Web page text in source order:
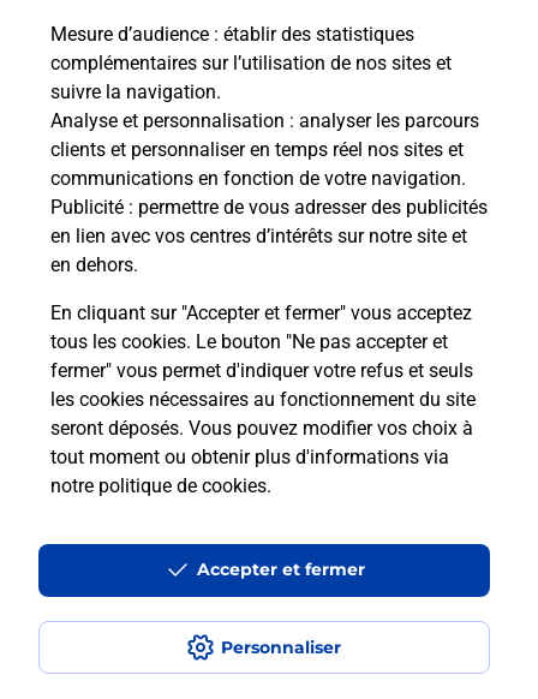
Mesure d’audience : établir des statistiques
complémentaires sur l’utilisation de nos sites et
suivre la navigation.
Analyse et personnalisation : analyser les parcours
clients et personnaliser en temps réel nos sites et
communications en fonction de votre navigation.
Publicité : permettre de vous adresser des publicités
en lien avec vos centres d’intérêts sur notre site et
en dehors.
En cliquant sur "Accepter et fermer" vous acceptez
tous les cookies. Le bouton "Ne pas accepter et
fermer" vous permet d'indiquer votre refus et seuls
les cookies nécessaires au fonctionnement du site
seront déposés. Vous pouvez modifier vos choix à
tout moment ou obtenir plus d'informations via
notre politique de cookies.
Personnaliser
Accepter et fermer
La Poste
en ligne
Ouvert 24h/24
En savoir plus
VANNES
AUTODISTRIBUTION ARMORIQUE
Accessibilité : partiellement conforme
Conditions contractuelles
Mentions légales